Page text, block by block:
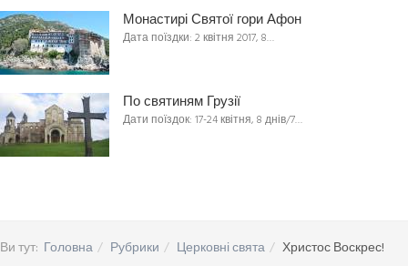
Монастирі Святої гори Афон
Дата поїздки: 2 квітня 2017, 8…
По святиням Грузії
Дати поїздок: 17-24 квітня, 8 днів/7…
Ви тут: Головна Рубрики Церковні свята Христос Воскрес!